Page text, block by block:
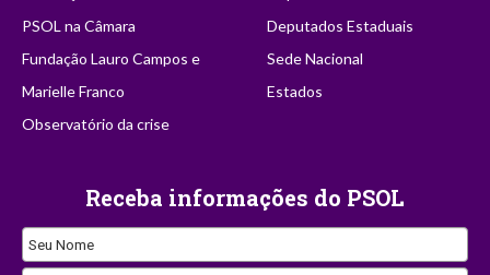
PSOL na Câmara
Fundação Lauro Campos e
Marielle Franco
Observatório da crise
Deputados Estaduais
Sede Nacional
Estados
Receba informações do PSOL
Seu Nome